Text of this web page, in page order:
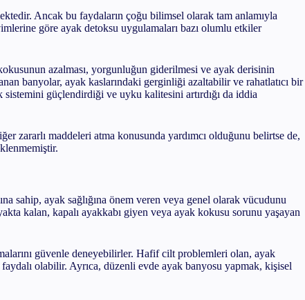
Ancak bu faydaların çoğu bilimsel olarak tam anlamıyla
göre ayak detoksu uygulamaları bazı olumlu etkiler
azalması, yorgunluğun giderilmesi ve ayak derisinin
banyolar, ayak kaslarındaki gerginliği azaltabilir ve rahatlatıcı bir
sistemini güçlendirdiği ve uyku kalitesini artırdığı da iddia
zararlı maddeleri atma konusunda yardımcı olduğunu belirtse de,
sahip, ayak sağlığına önem veren veya genel olarak vücudunu
kalan, kapalı ayakkabı giyen veya ayak kokusu sorunu yaşayan
güvenle deneyebilirler. Hafif cilt problemleri olan, ayak
olabilir. Ayrıca, düzenli evde ayak banyosu yapmak, kişisel